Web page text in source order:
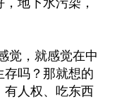
地下水污染，
觉，就感觉在中
存吗？那就想的
有人权、吃东西